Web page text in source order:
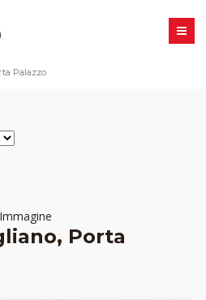
Palazzo
Immagine
Porta